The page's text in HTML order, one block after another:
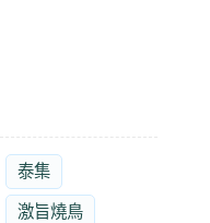
泰集
激旨燒鳥